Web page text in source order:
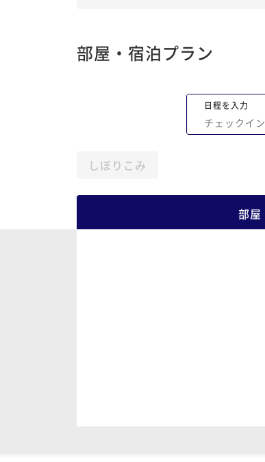
部屋・宿泊プラン
日程を入力
チェックイン
しぼりこみ
部屋